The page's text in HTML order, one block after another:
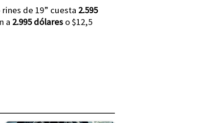
de 19” cuesta 2.595
a 2.995 dólares o $12,5